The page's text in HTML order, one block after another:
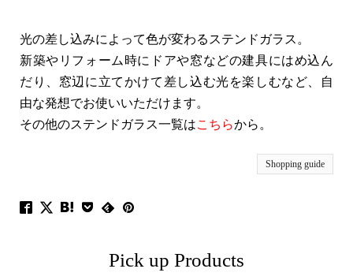
光の差し込みによって色が変わるステンドガラス。
新築やリフォーム時にドアや窓などの建具にはめ込ん
だり、窓辺に立てかけて差し込む光を楽しむなど、自
由な発想でお使いいただけます。
その他のステンドガラス一覧はこちらから。
Shopping guide
Pick up Products